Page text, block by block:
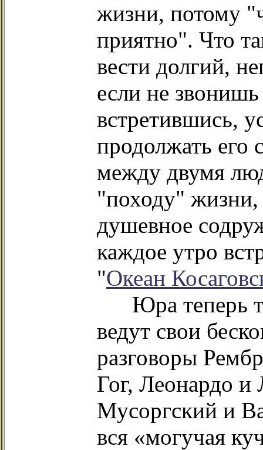
жизни, потому
приятно". Что
вести долгий,
если не
встретившись,
продолжать его
между двумя
"походу" жизни,
душевное
каждое утро
"Океан
Юра теперь
ведут свои
разговоры
Гог, Леонардо и
Мусоргский и
вся «могучая